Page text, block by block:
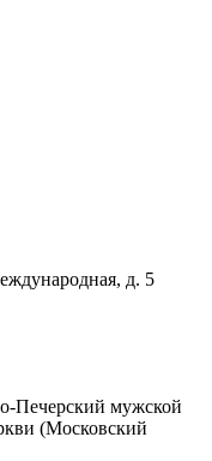
д. 5
Печерский мужской
(Московский